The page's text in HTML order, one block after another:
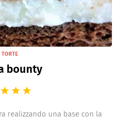
TORTE
bounty
realizzando una base con la